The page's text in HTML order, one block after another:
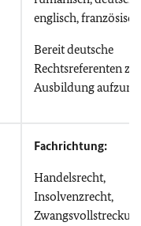
englisch, französisch
Bereit deutsche
Rechtsreferenten zur
Ausbildung
Fachrichtung:
Handelsrecht,
Insolvenzrecht,